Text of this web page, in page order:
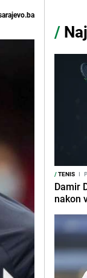
/
/TENIS I
Damir
nakon